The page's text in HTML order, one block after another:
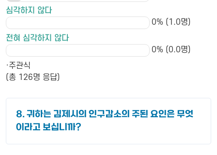
심각하지 않다
0% (1.0명)
전혀 심각하지 않다
0% (0.0명)
·주관식
(총 126명 응답)
8. 귀하는 김제시의 인구감소의 주된 요인은 무엇
이라고 보십니까?